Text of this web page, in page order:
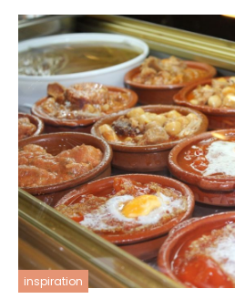
inspiration